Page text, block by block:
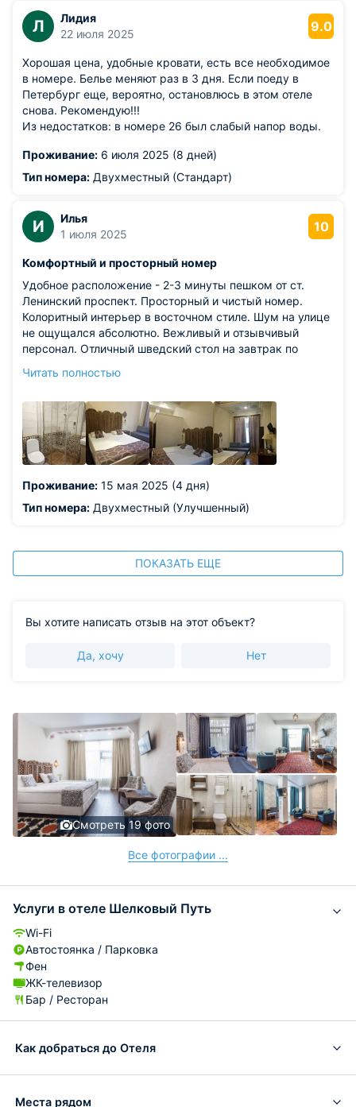
Л
Лидия
22 июля 2025
9.0
Хорошая цена, удобные кровати, есть все необходимое
в номере. Белье меняют раз в 3 дня. Если поеду в
Петербург еще, вероятно, остановлюсь в этом отеле
снова. Рекомендую!!!
Из недостатков: в номере 26 был слабый напор воды.
Проживание: 6 июля 2025 (8 дней)
Тип номера: Двухместный (Стандарт)
И
Илья
1 июля 2025
10
Комфортный и просторный номер
Удобное расположение - 2-3 минуты пешком от ст.
Ленинский проспект. Просторный и чистый номер.
Колоритный интерьер в восточном стиле. Шум на улице
не ощущался абсолютно. Вежливый и отзывчивый
персонал. Отличный шведский стол на завтрак по
рекомендую гостиницу "Шёлковый путь". Благодарю за
Читать полностью
Проживание: 15 мая 2025 (4 дня)
Тип номера: Двухместный (Улучшенный)
ПОКАЗАТЬ ЕЩЕ
Вы хотите написать отзыв на этот объект?
Да, хочу Нет
Смотреть 19 фото
Все фотографии ...
Услуги в отеле Шелковый Путь
Wi-Fi
Автостоянка / Парковка
Фен
ЖК-телевизор
Бар / Ресторан
Как добраться до Отеля
Места рядом